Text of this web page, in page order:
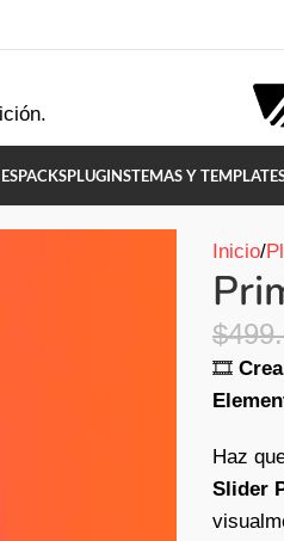
PACKSPLUGINSTEMAS Y
Inicio
$
🎞️
Haz
Slider